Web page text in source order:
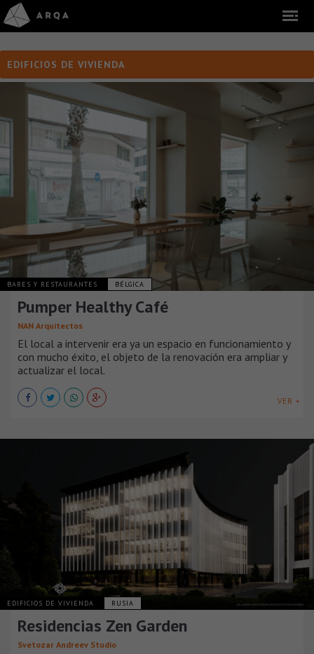
EDIFICIOS DE VIVIENDA
BARES Y RESTAURANTES BÉLGICA
Pumper Healthy Café
NAN Arquitectos
El local a intervenir era ya un espacio en funcionamiento y
con mucho éxito, el objeto de la renovación era ampliar y
actualizar el local.
VER +
EDIFICIOS DE VIVIENDA RUSIA
Residencias Zen Garden
Svetozar Andreev Studio